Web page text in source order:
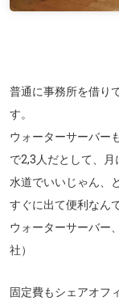
普通に事務所を借り
す。
ウォーターサーバー
で2,3人だとして、月
水道でいいじゃん、
すぐに出て便利なん
ウォーターサーバー
社）
固定費もシェアオフ